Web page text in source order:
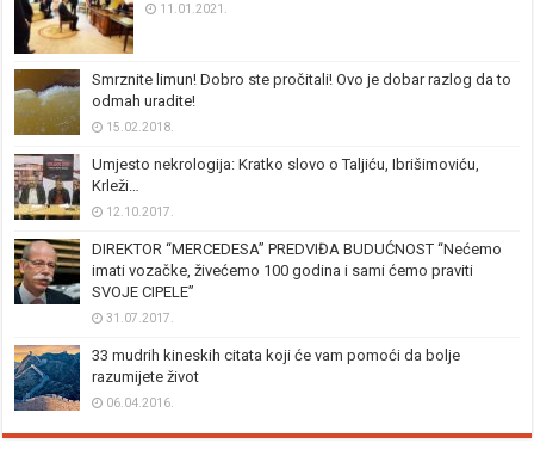
11.01.2021.
Smrznite limun! Dobro ste pročitali! Ovo je dobar razlog da to
odmah uradite!
15.02.2018.
Umjesto nekrologija: Kratko slovo o Taljiću, Ibrišimoviću,
Krleži…
12.10.2017.
DIREKTOR “MERCEDESA” PREDVIĐA BUDUĆNOST “Nećemo
imati vozačke, živećemo 100 godina i sami ćemo praviti
SVOJE CIPELE”
31.07.2017.
33 mudrih kineskih citata koji će vam pomoći da bolje
razumijete život
06.04.2016.